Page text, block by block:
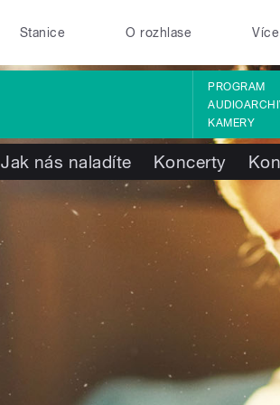
Stanice O rozhlase Více
PROGRAM
KAMERY
Jak nás naladíte Koncerty